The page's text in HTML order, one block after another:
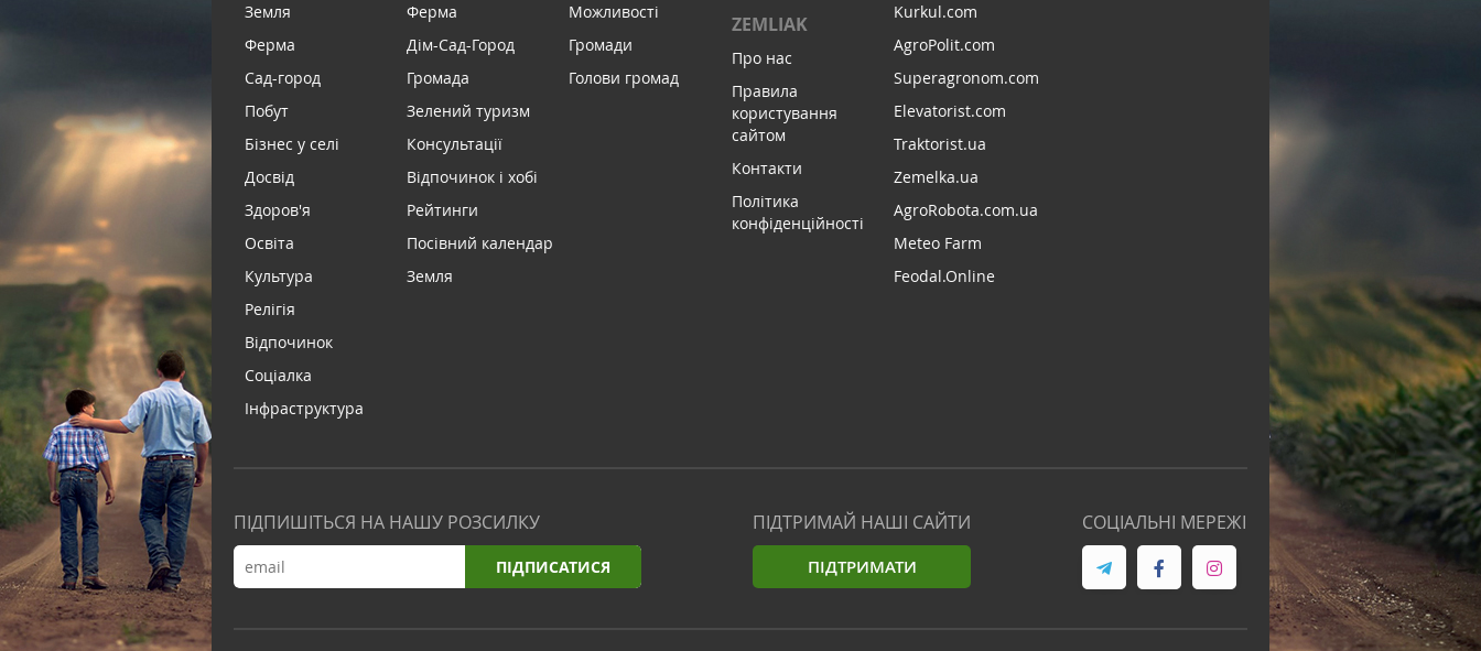
Земля
Ферма
Сад-город
Побут
Бізнес у селі
Досвід
Здоров'я
Освіта
Культура
Релігія
Відпочинок
Соціалка
Інфраструктура
Ферма
Дім-Сад-Город
Громада
Зелений туризм
Консультації
Відпочинок і хобі
Рейтинги
Посівний календар
Земля
Можливості
Громади
Голови громад
ZEMLIAK
Про нас
Правила
користування
сайтом
Контакти
Політика
конфіденційності
Kurkul.com
AgroPolit.com
Superagronom.com
Elevatorist.com
Traktorist.ua
Zemelka.ua
AgroRobota.com.ua
Meteo Farm
Feodal.Online
ПІДПИШІТЬСЯ НА НАШУ РОЗСИЛКУ
ПІДПИСАТИСЯ
ПІДТРИМАЙ НАШІ САЙТИ
ПІДТРИМАТИ
СОЦІАЛЬНІ МЕРЕЖІ